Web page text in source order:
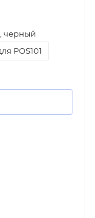
черный
POS101